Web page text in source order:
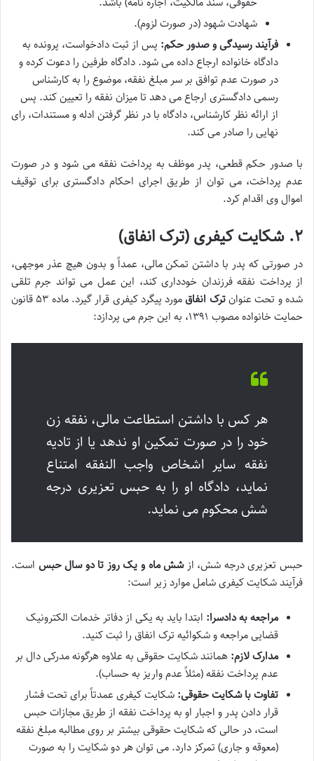
شهادت شهود (در صورت لزوم).
فرآیند رسیدگی و صدور حکم: پس از ثبت دادخواست، پرونده به
دادگاه خانواده ارجاع داده می شود. دادگاه طرفین را دعوت کرده و
در صورت عدم توافق بر سر مبلغ نفقه، موضوع را به کارشناس
رسمی دادگستری ارجاع می دهد تا میزان نفقه را تعیین کند. پس
از ارائه نظر کارشناس، دادگاه با در نظر گرفتن ادله و مستندات، رای
نهایی را صادر می کند.
با صدور حکم قطعی، پدر موظف به پرداخت نفقه می شود و در صورت
عدم پرداخت، می توان از طریق اجرای احکام دادگستری برای توقیف
اموال وی اقدام کرد.
۲. شکایت کیفری (ترک انفاق)
در صورتی که پدر با داشتن تمکن مالی، عمداً و بدون هیچ عذر موجهی،
از پرداخت نفقه فرزندان خودداری کند، این عمل می تواند جرم تلقی
شده و تحت عنوانترک انفاق
مورد پیگرد کیفری قرار گیرد. ماده ۵۳ قانون
حمایت خانواده مصوب ۱۳۹۱، به این جرم می پردازد:
هر کس با داشتن استطاعت مالی، نفقه زن
خود را در صورت تمکین او ندهد یا از تادیه
نفقه سایر اشخاص واجب النفقه امتناع
نماید، دادگاه او را به حبس تعزیری درجه
شش محکوم می نماید.
حبس تعزیری درجه شش، ازشش ماه و یک روز تا دو سال حبس است.
فرآیند شکایت کیفری شامل موارد زیر است:
مراجعه به دادسرا: ابتدا باید به یکی از دفاتر خدمات الکترونیک
قضایی مراجعه و شکوائیه ترک انفاق را ثبت کنید.
مدارک لازم: همانند شکایت حقوقی به علاوه هرگونه مدرکی دال بر
عدم پرداخت نفقه (مثلاً عدم واریز به حساب).
تفاوت با شکایت حقوقی: شکایت کیفری عمدتاً برای تحت فشار
قرار دادن پدر و اجبار او به پرداخت نفقه از طریق مجازات حبس
است، در حالی که شکایت حقوقی بیشتر بر روی مطالبه مبلغ نفقه
(معوقه و جاری) تمرکز دارد. می توان هر دو شکایت را به صورت